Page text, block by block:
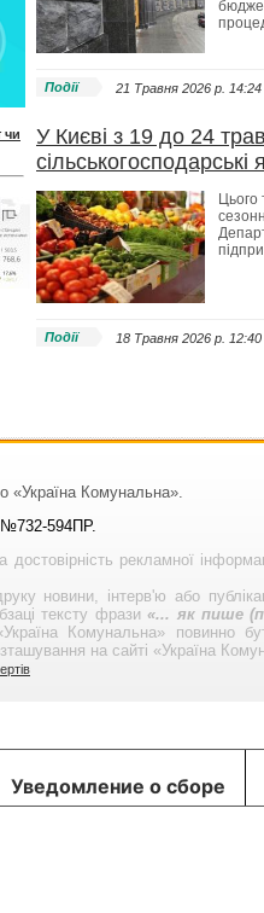
чи
Події 21 Травня 2026 p. 14:24
У Києві з 19 до 24
сільськогосподарські
Цього
Події 18 Травня 2026 p. 12:40
«Україна Комунальна».
№732-594ПР.
достовірність рекламної
новини, інтерв'ю або
тексту фрази«... як пише
Комунальна» повинно
на сайті «Україна
Уведомление о сборе